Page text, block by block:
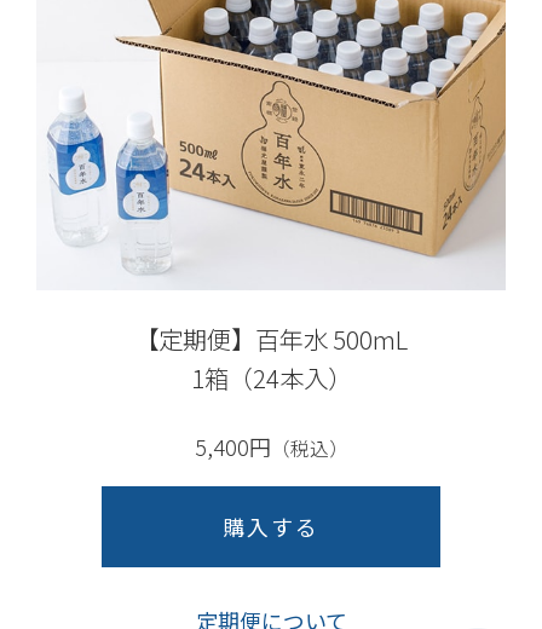
【定期便】百年水 500mL
1箱（24本入）
5,400円 （税込）
購入する
定期便について